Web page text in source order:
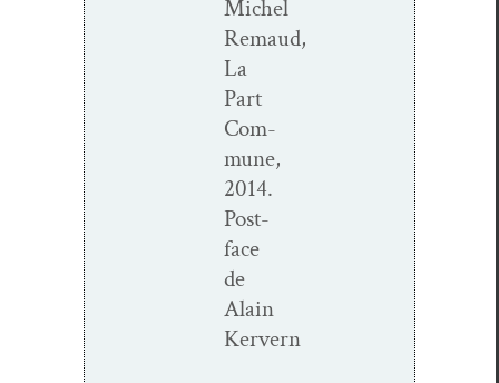
Michel
Remaud,
La
Part
Com­
mune,
2014.
Post­
face
de
Alain
Kervern